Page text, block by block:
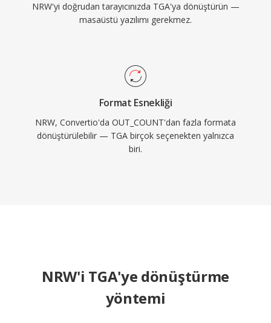
NRW'yi doğrudan tarayıcınızda TGA'ya dönüştürün —
masaüstü yazılımı gerekmez.
Format Esnekliği
NRW, Convertio'da OUT_COUNT'dan fazla formata
dönüştürülebilir — TGA birçok seçenekten yalnızca
biri.
NRW'i TGA'ye dönüştürme
yöntemi